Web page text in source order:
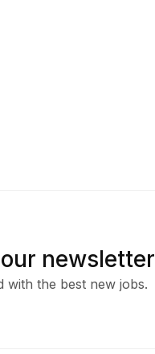
newsletter
with the best new jobs.